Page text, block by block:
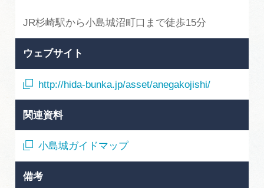
JR杉崎駅から小島城沼町口まで徒歩15分
ウェブサイト
http://hida-bunka.jp/asset/anegakojishi/
関連資料
小島城ガイドマップ
備考